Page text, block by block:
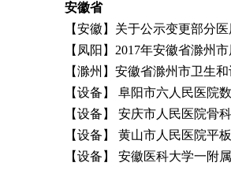
安徽省
【安徽】关于公示变更部分
【凤阳】2017年安徽省滁州
【滁州】安徽省滁州市卫生
【设备】 阜阳市六人民医院
【设备】 安庆市人民医院骨
【设备】 黄山市人民医院平
【设备】 安徽医科大学一附